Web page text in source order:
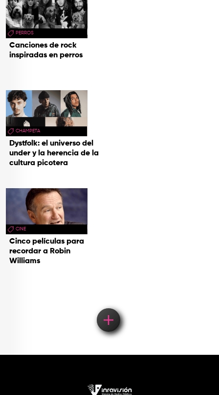
PERROS
Canciones de rock
inspiradas en perros
CHAMPETA
Dystfolk: el universo del
under y la herencia de la
cultura picotera
CINE
Cinco películas para
recordar a Robin
Williams